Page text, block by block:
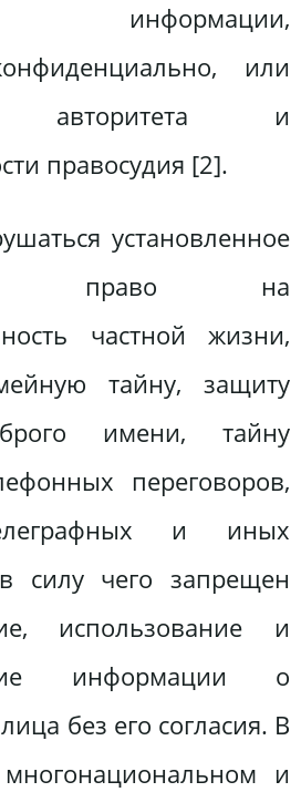
информации,
или
авторитета и
правосудия [2].
установленное
право на
частной жизни,
тайну, защиту
имени, тайну
переговоров,
и иных
силу чего запрещен
использование и
информации о
без его согласия. В
и